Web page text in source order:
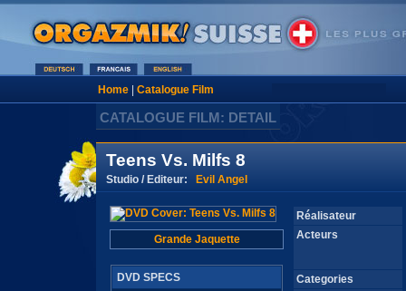
Home| Catalogue Film
CATALOGUE FILM: DETAIL
Teens Vs. Milfs 8
Studio / Editeur: Evil Angel
Grande Jaquette
DVD SPECS
Réalisateur
Acteurs
Categories